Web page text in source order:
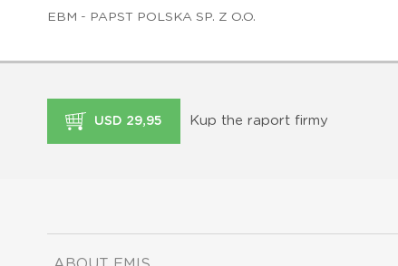
EBM - PAPST POLSKA SP. Z O.O.
USD 29,95 Kup the raport firmy